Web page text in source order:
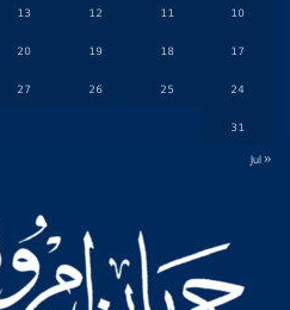
10
11
12
13
17
18
19
20
24
25
26
27
31
« Jul